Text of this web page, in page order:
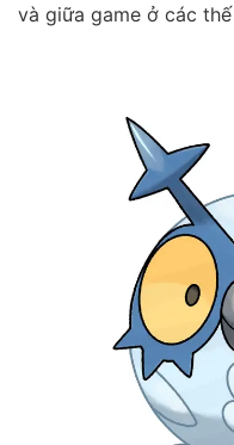
và giữa game ở các